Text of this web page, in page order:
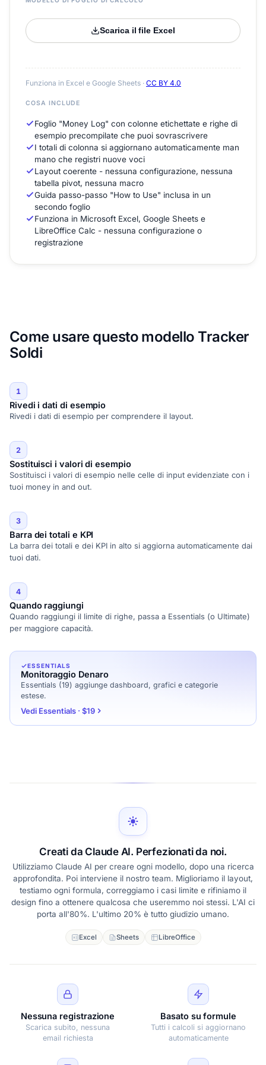
Scarica il file Excel
Funziona in Excel e Google Sheets · CC BY 4.0
COSA INCLUDE
Foglio "Money Log" con colonne etichettate e righe di
esempio precompilate che puoi sovrascrivere
I totali di colonna si aggiornano automaticamente man
mano che registri nuove voci
Layout coerente - nessuna configurazione, nessuna
tabella pivot, nessuna macro
Guida passo-passo "How to Use" inclusa in un
secondo foglio
Funziona in Microsoft Excel, Google Sheets e
LibreOffice Calc - nessuna configurazione o
registrazione
Come usare questo modello Tracker
Soldi
1
Rivedi i dati di esempio
Rivedi i dati di esempio per comprendere il layout.
2
Sostituisci i valori di esempio
Sostituisci i valori di esempio nelle celle di input evidenziate con i
tuoi money in and out.
3
Barra dei totali e KPI
La barra dei totali e dei KPI in alto si aggiorna automaticamente dai
tuoi dati.
4
Quando raggiungi
Quando raggiungi il limite di righe, passa a Essentials (o Ultimate)
per maggiore capacità.
ESSENTIALS
Monitoraggio Denaro
Essentials (19) aggiunge dashboard, grafici e categorie
estese.
Vedi Essentials · $19
Creati da Claude AI. Perfezionati da noi.
Utilizziamo Claude AI per creare ogni modello, dopo una ricerca
approfondita. Poi interviene il nostro team. Miglioriamo il layout,
testiamo ogni formula, correggiamo i casi limite e rifiniamo il
design fino a ottenere qualcosa che useremmo noi stessi. L'AI ci
porta all'80%. L'ultimo 20% è tutto giudizio umano.
Excel Sheets LibreOffice
Nessuna registrazione
Scarica subito, nessuna
email richiesta
Basato su formule
Tutti i calcoli si aggiornano
automaticamente